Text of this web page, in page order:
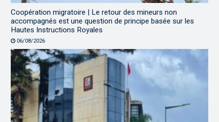
Coopération migratoire | Le retour des mineurs non
accompagnés est une question de principe basée sur les
Hautes Instructions Royales
06/08/2026